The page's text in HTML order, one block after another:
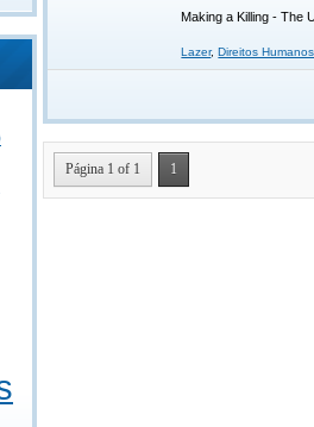
Making a Killing - The
Lazer,Direitos Humanos
Página 1 of 1 1